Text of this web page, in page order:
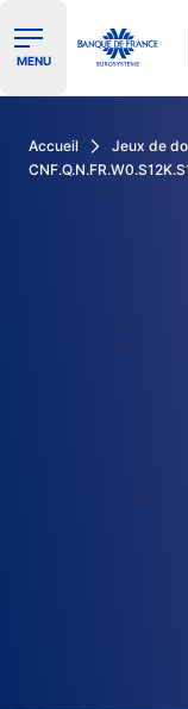
Ouvrir le menu
MENU
Accueil Jeux de